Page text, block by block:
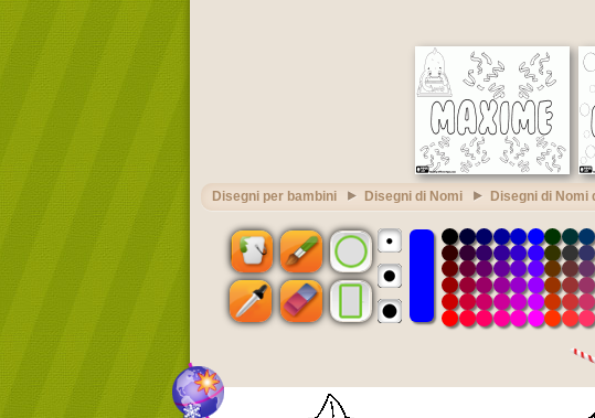
Disegni per bambini Disegni di Nomi Disegni di Nomi